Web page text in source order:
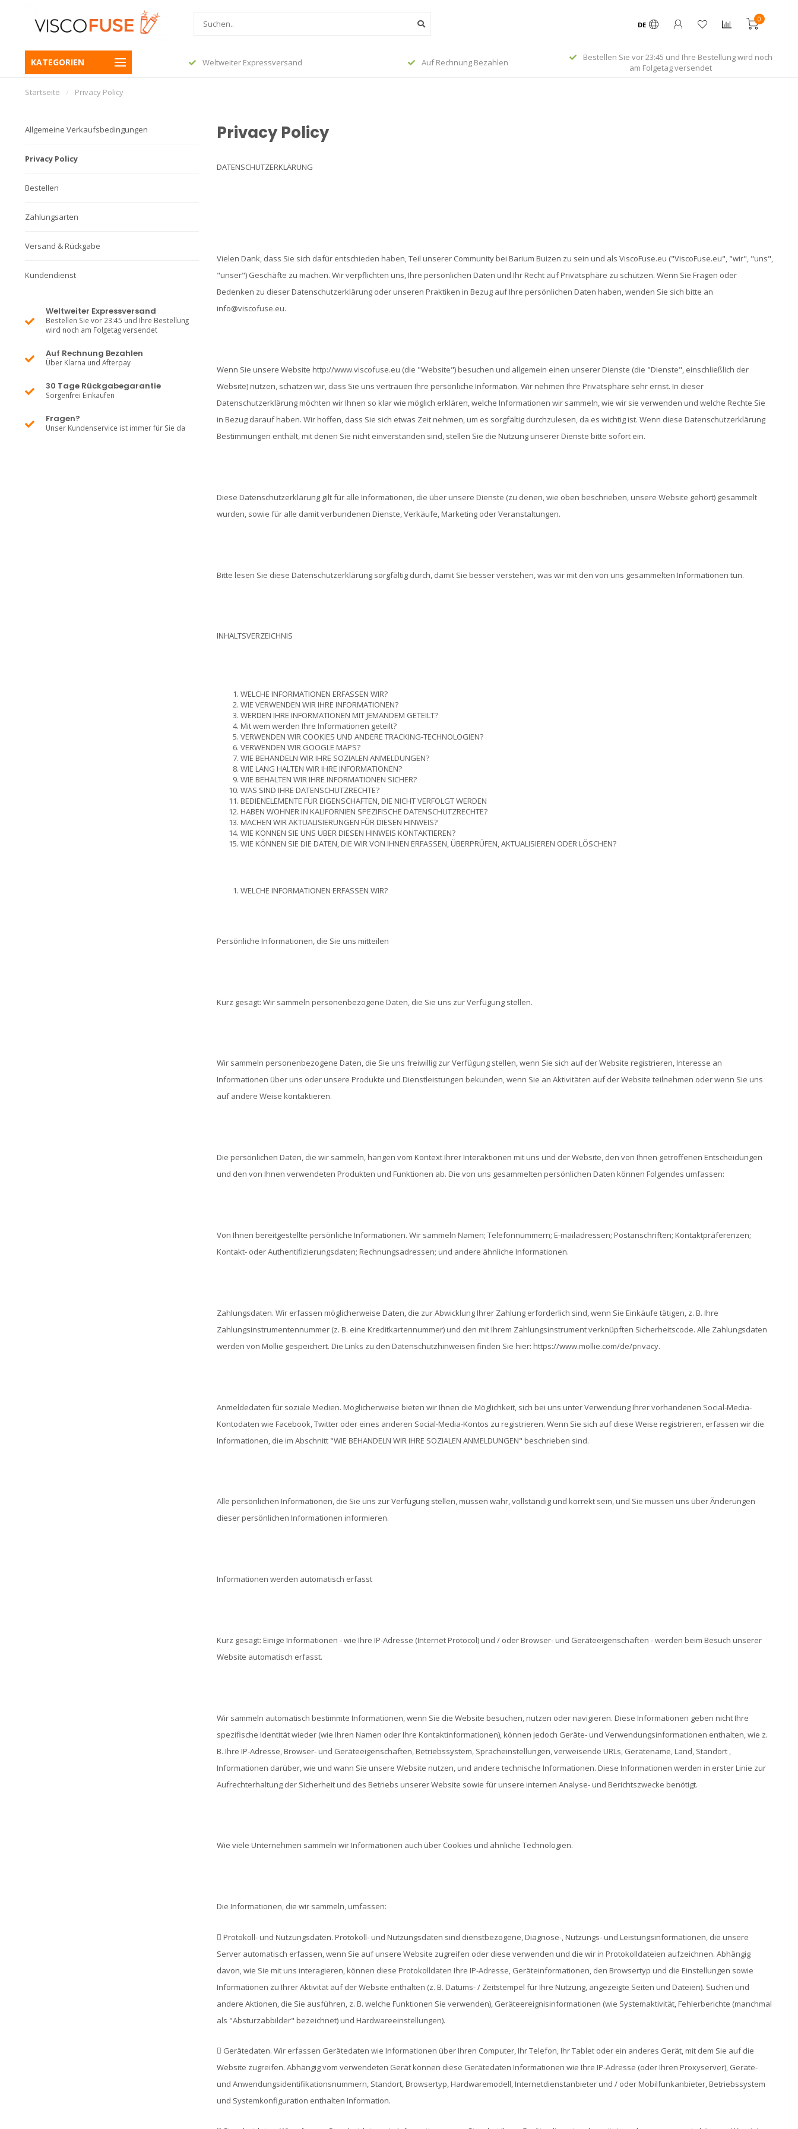
DE
0
KATEGORIEN
23:45 und Ihre Bestellung wird noch
Folgetag versendet
Weltweiter Expressversand Auf Rechnung Bezahlen
Bestellen Sie vor 23:45 und Ihre Bestellung wird noch
am Folgetag versendet
Startseite / Privacy Policy
Allgemeine Verkaufsbedingungen
Privacy Policy
Bestellen
Zahlungsarten
Versand & Rückgabe
Kundendienst
Weltweiter Expressversand
Bestellen Sie vor 23:45 und Ihre Bestellung
wird noch am Folgetag versendet
Auf Rechnung Bezahlen
Über Klarna und Afterpay
30 Tage Rückgabegarantie
Sorgenfrei Einkaufen
Fragen?
Unser Kundenservice ist immer für Sie da
Privacy Policy
DATENSCHUTZERKLÄRUNG
Vielen Dank, dass Sie sich dafür entschieden haben, Teil unserer Community bei Barium Buizen zu sein und als ViscoFuse.eu ("ViscoFuse.eu", "wir", "uns",
"unser") Geschäfte zu machen. Wir verpflichten uns, Ihre persönlichen Daten und Ihr Recht auf Privatsphäre zu schützen. Wenn Sie Fragen oder
Bedenken zu dieser Datenschutzerklärung oder unseren Praktiken in Bezug auf Ihre persönlichen Daten haben, wenden Sie sich bitte an
info@viscofuse.eu.
Wenn Sie unsere Website http://www.viscofuse.eu (die "Website") besuchen und allgemein einen unserer Dienste (die "Dienste", einschließlich der
Website) nutzen, schätzen wir, dass Sie uns vertrauen Ihre persönliche Information. Wir nehmen Ihre Privatsphäre sehr ernst. In dieser
Datenschutzerklärung möchten wir Ihnen so klar wie möglich erklären, welche Informationen wir sammeln, wie wir sie verwenden und welche Rechte Sie
in Bezug darauf haben. Wir hoffen, dass Sie sich etwas Zeit nehmen, um es sorgfältig durchzulesen, da es wichtig ist. Wenn diese Datenschutzerklärung
Bestimmungen enthält, mit denen Sie nicht einverstanden sind, stellen Sie die Nutzung unserer Dienste bitte sofort ein.
Diese Datenschutzerklärung gilt für alle Informationen, die über unsere Dienste (zu denen, wie oben beschrieben, unsere Website gehört) gesammelt
wurden, sowie für alle damit verbundenen Dienste, Verkäufe, Marketing oder Veranstaltungen.
Bitte lesen Sie diese Datenschutzerklärung sorgfältig durch, damit Sie besser verstehen, was wir mit den von uns gesammelten Informationen tun.
INHALTSVERZEICHNIS
WELCHE INFORMATIONEN ERFASSEN WIR?
WIE VERWENDEN WIR IHRE INFORMATIONEN?
WERDEN IHRE INFORMATIONEN MIT JEMANDEM GETEILT?
Mit wem werden Ihre Informationen geteilt?
VERWENDEN WIR COOKIES UND ANDERE TRACKING-TECHNOLOGIEN?
VERWENDEN WIR GOOGLE MAPS?
WIE BEHANDELN WIR IHRE SOZIALEN ANMELDUNGEN?
WIE LANG HALTEN WIR IHRE INFORMATIONEN?
WIE BEHALTEN WIR IHRE INFORMATIONEN SICHER?
WAS SIND IHRE DATENSCHUTZRECHTE?
BEDIENELEMENTE FÜR EIGENSCHAFTEN, DIE NICHT VERFOLGT WERDEN
HABEN WOHNER IN KALIFORNIEN SPEZIFISCHE DATENSCHUTZRECHTE?
MACHEN WIR AKTUALISIERUNGEN FÜR DIESEN HINWEIS?
WIE KÖNNEN SIE UNS ÜBER DIESEN HINWEIS KONTAKTIEREN?
WIE KÖNNEN SIE DIE DATEN, DIE WIR VON IHNEN ERFASSEN, ÜBERPRÜFEN, AKTUALISIEREN ODER LÖSCHEN?
WELCHE INFORMATIONEN ERFASSEN WIR?
Persönliche Informationen, die Sie uns mitteilen
Kurz gesagt: Wir sammeln personenbezogene Daten, die Sie uns zur Verfügung stellen.
Wir sammeln personenbezogene Daten, die Sie uns freiwillig zur Verfügung stellen, wenn Sie sich auf der Website registrieren, Interesse an
Informationen über uns oder unsere Produkte und Dienstleistungen bekunden, wenn Sie an Aktivitäten auf der Website teilnehmen oder wenn Sie uns
auf andere Weise kontaktieren.
Die persönlichen Daten, die wir sammeln, hängen vom Kontext Ihrer Interaktionen mit uns und der Website, den von Ihnen getroffenen Entscheidungen
und den von Ihnen verwendeten Produkten und Funktionen ab. Die von uns gesammelten persönlichen Daten können Folgendes umfassen:
Von Ihnen bereitgestellte persönliche Informationen. Wir sammeln Namen; Telefonnummern; E-mailadressen; Postanschriften; Kontaktpräferenzen;
Kontakt- oder Authentifizierungsdaten; Rechnungsadressen; und andere ähnliche Informationen.
Zahlungsdaten. Wir erfassen möglicherweise Daten, die zur Abwicklung Ihrer Zahlung erforderlich sind, wenn Sie Einkäufe tätigen, z. B. Ihre
Zahlungsinstrumentennummer (z. B. eine Kreditkartennummer) und den mit Ihrem Zahlungsinstrument verknüpften Sicherheitscode. Alle Zahlungsdaten
werden von Mollie gespeichert. Die Links zu den Datenschutzhinweisen finden Sie hier: https://www.mollie.com/de/privacy.
Anmeldedaten für soziale Medien. Möglicherweise bieten wir Ihnen die Möglichkeit, sich bei uns unter Verwendung Ihrer vorhandenen Social-Media-
Kontodaten wie Facebook, Twitter oder eines anderen Social-Media-Kontos zu registrieren. Wenn Sie sich auf diese Weise registrieren, erfassen wir die
Informationen, die im Abschnitt "WIE BEHANDELN WIR IHRE SOZIALEN ANMELDUNGEN" beschrieben sind.
Alle persönlichen Informationen, die Sie uns zur Verfügung stellen, müssen wahr, vollständig und korrekt sein, und Sie müssen uns über Änderungen
dieser persönlichen Informationen informieren.
Informationen werden automatisch erfasst
Kurz gesagt: Einige Informationen - wie Ihre IP-Adresse (Internet Protocol) und / oder Browser- und Geräteeigenschaften - werden beim Besuch unserer
Website automatisch erfasst.
Wir sammeln automatisch bestimmte Informationen, wenn Sie die Website besuchen, nutzen oder navigieren. Diese Informationen geben nicht Ihre
spezifische Identität wieder (wie Ihren Namen oder Ihre Kontaktinformationen), können jedoch Geräte- und Verwendungsinformationen enthalten, wie z.
B. Ihre IP-Adresse, Browser- und Geräteeigenschaften, Betriebssystem, Spracheinstellungen, verweisende URLs, Gerätename, Land, Standort ,
Informationen darüber, wie und wann Sie unsere Website nutzen, und andere technische Informationen. Diese Informationen werden in erster Linie zur
Aufrechterhaltung der Sicherheit und des Betriebs unserer Website sowie für unsere internen Analyse- und Berichtszwecke benötigt.
Wie viele Unternehmen sammeln wir Informationen auch über Cookies und ähnliche Technologien.
Die Informationen, die wir sammeln, umfassen:
 Protokoll- und Nutzungsdaten. Protokoll- und Nutzungsdaten sind dienstbezogene, Diagnose-, Nutzungs- und Leistungsinformationen, die unsere
Server automatisch erfassen, wenn Sie auf unsere Website zugreifen oder diese verwenden und die wir in Protokolldateien aufzeichnen. Abhängig
davon, wie Sie mit uns interagieren, können diese Protokolldaten Ihre IP-Adresse, Geräteinformationen, den Browsertyp und die Einstellungen sowie
Informationen zu Ihrer Aktivität auf der Website enthalten (z. B. Datums- / Zeitstempel für Ihre Nutzung, angezeigte Seiten und Dateien). Suchen und
andere Aktionen, die Sie ausführen, z. B. welche Funktionen Sie verwenden), Geräteereignisinformationen (wie Systemaktivität, Fehlerberichte (manchmal
als "Absturzabbilder" bezeichnet) und Hardwareeinstellungen).
 Gerätedaten. Wir erfassen Gerätedaten wie Informationen über Ihren Computer, Ihr Telefon, Ihr Tablet oder ein anderes Gerät, mit dem Sie auf die
Website zugreifen. Abhängig vom verwendeten Gerät können diese Gerätedaten Informationen wie Ihre IP-Adresse (oder Ihren Proxyserver), Geräte-
und Anwendungsidentifikationsnummern, Standort, Browsertyp, Hardwaremodell, Internetdienstanbieter und / oder Mobilfunkanbieter, Betriebssystem
und Systemkonfiguration enthalten Information.